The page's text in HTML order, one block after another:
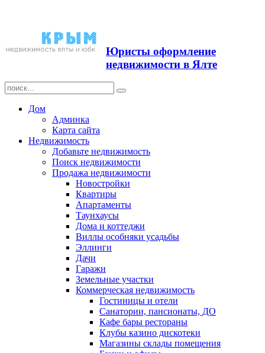
Юристы оформление
недвижимости в Ялте
Дом
Админка
Карта сайта
Недвижимость
Добавьте недвижимость
Поиск недвижимости
Продажа недвижимости
Новостройки
Квартиры
Апартаменты
Таунхаусы
Дома и коттеджи
Виллы особняки усадьбы
Эллинги
Дачи
Гаражи
Земельные участки
Коммерческая недвижимость
Гостиницы и отели
Санатории, пансионаты, ДО
Кафе бары рестораны
Клубы казино дискотеки
Магазины склады помещения